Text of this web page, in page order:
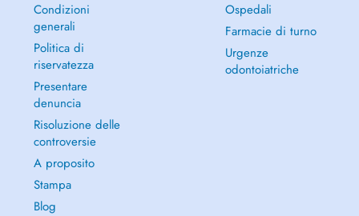
Condizioni
generali
Politica di
riservatezza
Presentare
denuncia
Risoluzione delle
controversie
A proposito
Stampa
Blog
Ospedali
Farmacie di turno
Urgenze
odontoiatriche